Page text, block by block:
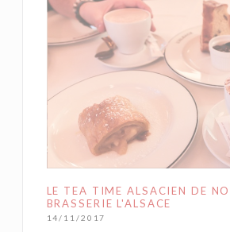
LE TEA TIME ALSACIEN DE
BRASSERIE L'ALSACE
14/11/2017